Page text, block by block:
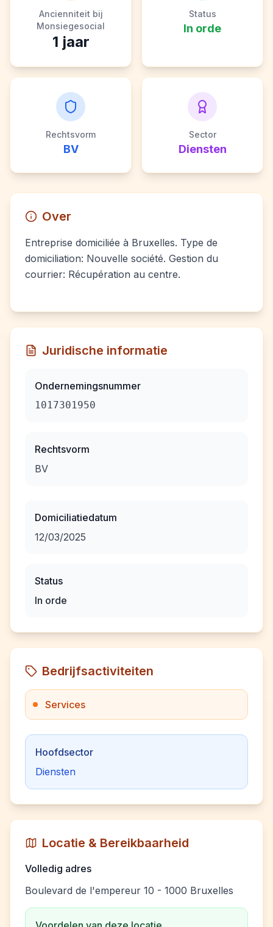
Ancienniteit bij
Monsiegesocial
1 jaar
Status
In orde
Rechtsvorm
BV
Sector
Diensten
Over
Entreprise domiciliée à Bruxelles. Type de
domiciliation: Nouvelle société. Gestion du
courrier: Récupération au centre.
Juridische informatie
Ondernemingsnummer
1017301950
Rechtsvorm
BV
Domiciliatiedatum
12/03/2025
Status
In orde
Bedrijfsactiviteiten
Services
Hoofdsector
Diensten
Locatie & Bereikbaarheid
Volledig adres
Boulevard de l'empereur 10 - 1000 Bruxelles